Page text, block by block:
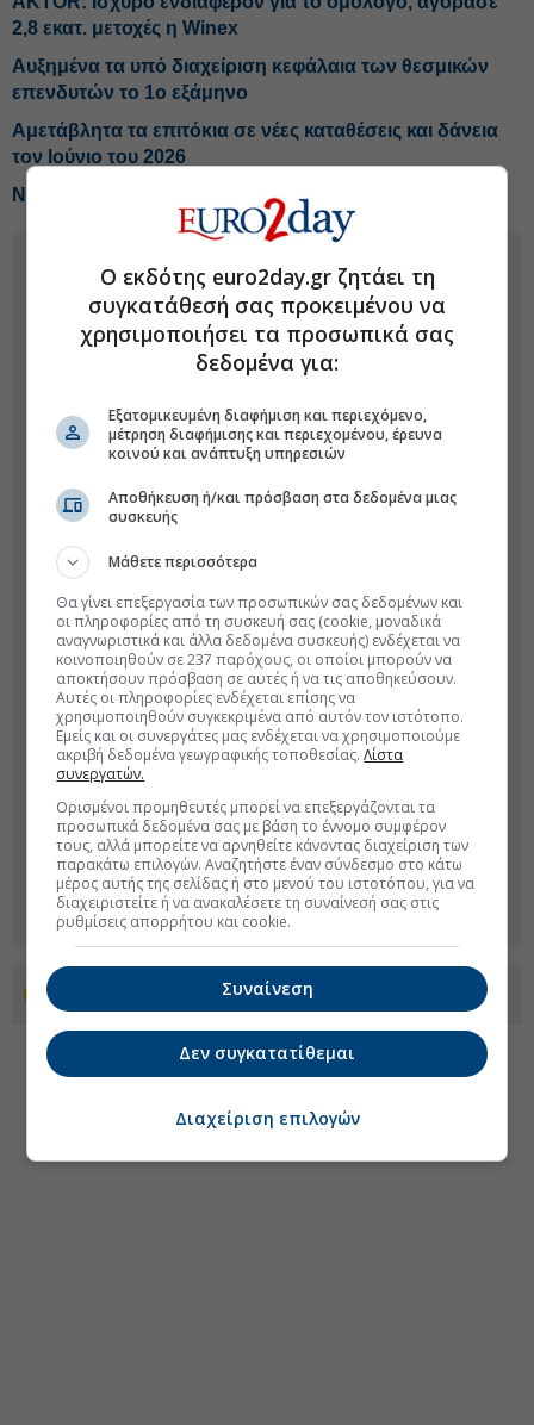
2,8 εκατ. μετοχές η Winex
Αυξημένα τα υπό διαχείριση κεφάλαια των θεσμικών
επενδυτών το 1ο εξάμηνο
Αμετάβλητα τα επιτόκια σε νέες καταθέσεις και δάνεια
τον Ιούνιο του 2026
Νέα δάνεια 3 δισ. ευρώ σε επιχειρήσεις τον Ιούνιο
Προσθέστε το euro2day.gr στο Discover
Ο εκδότης euro2day.gr ζητάει τη
συγκατάθεσή σας προκειμένου να
χρησιμοποιήσει τα προσωπικά σας
δεδομένα για:
Εξατομικευμένη διαφήμιση και περιεχόμενο,
μέτρηση διαφήμισης και περιεχομένου, έρευνα
κοινού και ανάπτυξη υπηρεσιών
Αποθήκευση ή/και πρόσβαση στα δεδομένα μιας
συσκευής
Μάθετε περισσότερα
Θα γίνει επεξεργασία των προσωπικών σας δεδομένων και
οι πληροφορίες από τη συσκευή σας (cookie, μοναδικά
αναγνωριστικά και άλλα δεδομένα συσκευής) ενδέχεται να
κοινοποιηθούν σε 237 παρόχους, οι οποίοι μπορούν να
αποκτήσουν πρόσβαση σε αυτές ή να τις αποθηκεύσουν.
Αυτές οι πληροφορίες ενδέχεται επίσης να
χρησιμοποιηθούν συγκεκριμένα από αυτόν τον ιστότοπο.
Εμείς και οι συνεργάτες μας ενδέχεται να χρησιμοποιούμε
ακριβή δεδομένα γεωγραφικής τοποθεσίας.Λίστα
συνεργατών.
Ορισμένοι προμηθευτές μπορεί να επεξεργάζονται τα
προσωπικά δεδομένα σας με βάση το έννομο συμφέρον
τους, αλλά μπορείτε να αρνηθείτε κάνοντας διαχείριση των
παρακάτω επιλογών. Αναζητήστε έναν σύνδεσμο στο κάτω
μέρος αυτής της σελίδας ή στο μενού του ιστοτόπου, για να
διαχειριστείτε ή να ανακαλέσετε τη συναίνεσή σας στις
ρυθμίσεις απορρήτου και cookie.
Συναίνεση
Δεν συγκατατίθεμαι
Διαχείριση επιλογών